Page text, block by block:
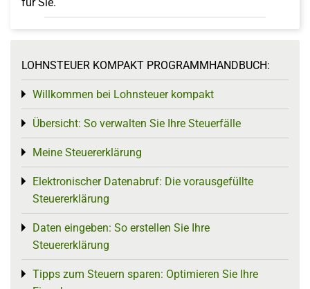
LOHNSTEUER KOMPAKT PROGRAMMHANDBUCH:
Willkommen bei Lohnsteuer kompakt
Toggle menu
Übersicht: So verwalten Sie Ihre Steuerfälle
Toggle menu
Meine Steuererklärung
Toggle menu
Elektronischer Datenabruf: Die vorausgefüllte
Steuererklärung
Toggle menu
Daten eingeben: So erstellen Sie Ihre
Steuererklärung
Toggle menu
Tipps zum Steuern sparen: Optimieren Sie Ihre
Toggle menu